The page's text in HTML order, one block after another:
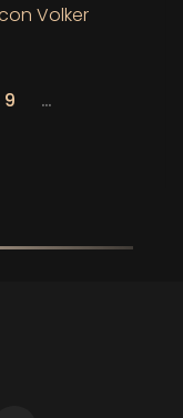
Volker
9
…